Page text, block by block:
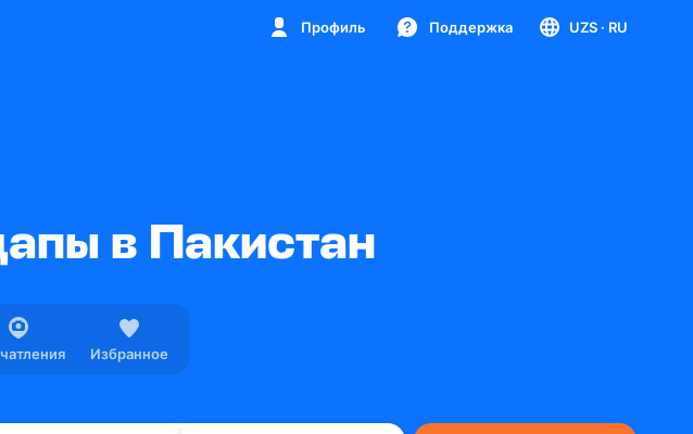
Профиль Поддержка UZS · RU
в Пакистан
Избранное